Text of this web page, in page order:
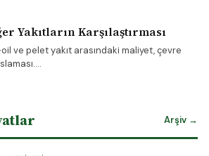
Yakıtların Karşılaştırması
ve pelet yakıt arasındaki maliyet, çevre
Arşiv →